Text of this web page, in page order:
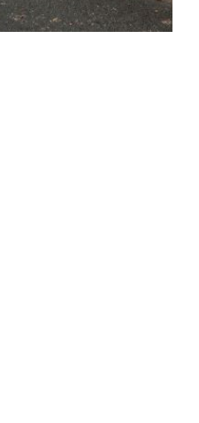
Il s’agit d’un outil ressource,
regroupant les prescriptions
techniques, réglementaires,